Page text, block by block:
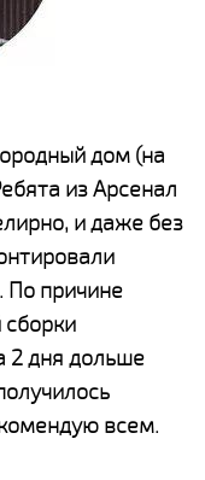
дом (на
из Арсенал
и даже без
причине
2 дня дольше
всем.